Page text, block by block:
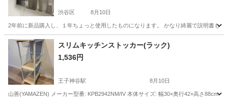
渋谷区 8月10日
2年前に新品購入し、１年ちょっと使用したものになります。 かなり綺麗で説明書も
東京 渋谷区 収納家具
スリムキッチンストッカー(ラック)
1,536円
王子神谷駅 8月10日
山善(YAMAZEN) メーカー型番: KPB2942NM/IV 本体サイズ: 幅30×奥行42×高さ88cm